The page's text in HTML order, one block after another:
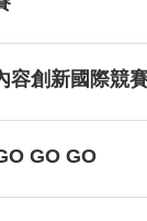
容創新國際競
GO GO